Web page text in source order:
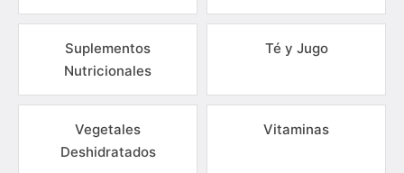
Suplementos
Nutricionales
Té y Jugo
Vegetales
Deshidratados
Vitaminas